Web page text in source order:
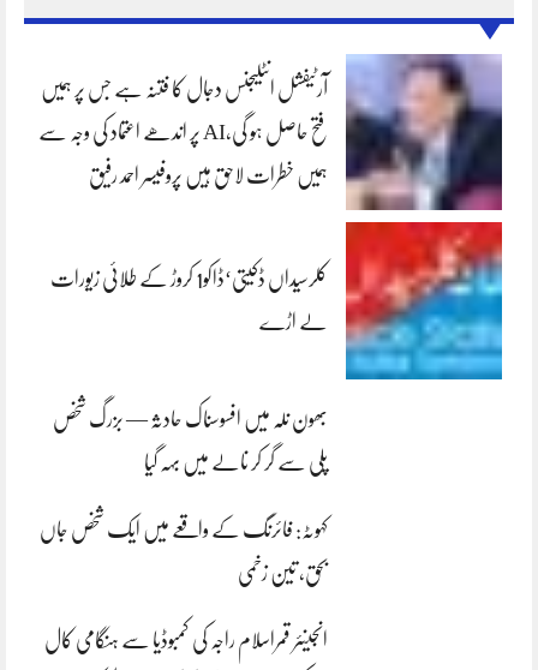
آرٹیفشل انٹلیجنس دجال کا فتنہ ہے جس پر ہمیں
فتح حاصل ہو گی،AI پر اندھے اعتماد کی وجہ سے
ہمیں خطرات لاحق ہیں پروفیسر احمد رفیق
کلرسیداں ڈکیتی‘ڈاکو1 کروڑ کے طلائی زیورات
لے اڑے
بھون نلہ میں افسوسناک حادثہ — بزرگ شخص
پلی سے گر کر نالے میں بہہ گیا
کہوٹہ: فائرنگ کے واقعے میں ایک شخص جاں
بحق، تین زخمی
انجینئر قمراسلام راجہ کی کمبوڈیا سے ہنگامی کال